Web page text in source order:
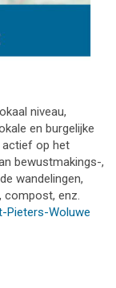
niveau,
en burgelijke
actief op het
bewustmakings-,
wandelingen,
compost, enz.
Pieters-Woluwe